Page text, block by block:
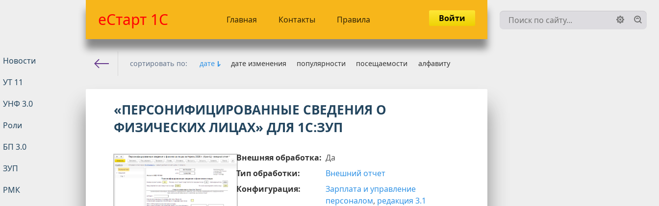
еСтарт 1С Главная Контакты Правила Войти
Новости
УТ 11
УНФ 3.0
Роли
БП 3.0
ЗУП
РМК
сортировать по: дате дате изменения популярности посещаемости алфавиту
«ПЕРСОНИФИЦИРОВАННЫЕ СВЕДЕНИЯ О
ФИЗИЧЕСКИХ ЛИЦАХ» ДЛЯ 1С:ЗУП
Внешняя обработка: Да
Тип обработки:
Внешний отчет
Конфигурация:
Зарплата и управление
персоналом, редакция 3.1